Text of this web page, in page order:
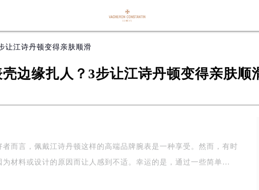
让江诗丹顿变得亲肤顺滑
边缘扎人？3步让江诗丹顿变得亲肤顺
者而言，佩戴江诗丹顿这样的高端品牌腕表是一种享受。然而，有时
为材料或设计的原因而让人感到不适。幸运的是，通过一些简单…